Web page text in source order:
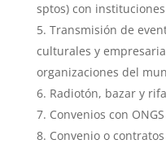
sptos) con
Transmisión de
culturales y
organizaciones del
Radiotón, bazar y
Convenios con ONGS
Convenio o